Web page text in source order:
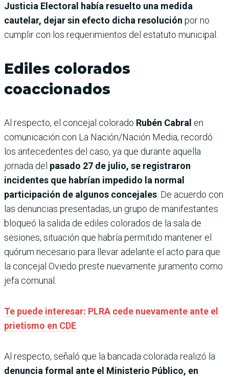
Justicia Electoral había resuelto una medida
cautelar, dejar sin efecto dicha resolución por no
cumplir con los requerimientos del estatuto municipal.
Ediles colorados
coaccionados
Al respecto, el concejal colorado Rubén Cabral en
comunicación con La Nación/Nación Media, recordó
los antecedentes del caso, ya que durante aquella
jornada del pasado 27 de julio, se registraron
incidentes que habrían impedido la normal
participación de algunos concejales. De acuerdo con
las denuncias presentadas, un grupo de manifestantes
bloqueó la salida de ediles colorados de la sala de
sesiones, situación que habría permitido mantener el
quórum necesario para llevar adelante el acto para que
la concejal Oviedo preste nuevamente juramento como
jefa comunal.
Te puede interesar: PLRA cede nuevamente ante el
prietismo en CDE
Al respecto, señaló que la bancada colorada realizó la
denuncia formal ante el Ministerio Público, en